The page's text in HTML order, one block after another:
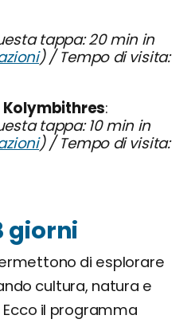
tappa: 20 min in
) / Tempo di visita:
Kolymbithres
tappa: 10 min in
) / Tempo di visita:
giorni
di esplorare
cultura, natura e
il programma